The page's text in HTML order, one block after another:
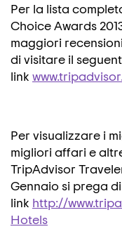
Per la lista
Choice Awards
maggiori
di visitare il
link
Per visualizzare i
migliori affari e
TripAdvisor
Gennaio si prega
link http://
Hotels